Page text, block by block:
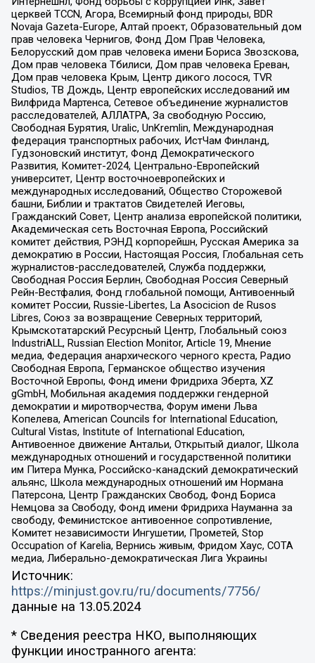
церквей TCCN, Агора, Всемирный фонд природы, BDR
Novaja Gazeta-Europe, Алтай проект, Образовательный дом
прав человека Чернигов, Фонд Дом Прав Человека,
Белорусский дом прав человека имени Бориса Звозскова,
Дом прав человека Тбилиси, Дом прав человека Ереван,
Дом прав человека Крым, Центр дикого лосося, TVR
Studios, ТВ Дождь, Центр европейских исследований им
Вилфрида Мартенса, Сетевое объединение журналистов
расследователей, АЛЛАТРА, За свободную Россию,
Свободная Бурятия, Uralic, UnKremlin, Международная
федерация транспортных рабочих, ИстЧам Финланд,
Гудзоновский институт, Фонд Демократического
Развития, Комитет-2024, Центрально-Европейский
университет, Центр восточноевропейских и
международных исследований, Общество Сторожевой
башни, Библии и трактатов Свидетелей Иеговы,
Гражданский Совет, Центр анализа европейской политики,
Академическая сеть Восточная Европа, Российский
комитет действия, РЭНД корпорейшн, Русская Америка за
демократию в России, Настоящая Россия, Глобальная сеть
журналистов-расследователей, Служба поддержки,
Свободная Россия Берлин, Свободная Россия Северный
Рейн-Вестфалия, Фонд глобальной помощи, Антивоенный
комитет России, Russie-Libertes, La Asocicion de Rusos
Libres, Союз за возвращение Северных территорий,
Крымскотатарский Ресурсный Центр, Глобальный союз
IndustriALL, Russian Election Monitor, Article 19, Мнение
медиа, Федерация анархического черного креста, Радио
Свободная Европа, Германское общество изучения
Восточной Европы, Фонд имени Фридриха Эберта, XZ
gGmbH, Мобильная академия поддержки гендерной
демократии и миротворчества, Форум имени Льва
Копелева, American Councils for International Education,
Cultural Vistas, Institute of International Education,
Антивоенное движение Антальи, Открытый диалог, Школа
международных отношений и государственной политики
им Питера Мунка, Российско-канадский демократический
альянс, Школа международных отношений им Нормана
Патерсона, Центр Гражданских Свобод, Фонд Бориса
Немцова за Свободу, Фонд имени Фридриха Науманна за
свободу, Феминистское антивоенное сопротивление,
Комитет независимости Ингушетии, Прометей, Stop
Occupation of Karelia, Вернись живым, Фридом Хаус, СОТА
медиа, Либерально-демократическая Лига Украины
Источник:
https://minjust.gov.ru/ru/documents/7756/
данные на 13.05.2024
* Сведения реестра НКО, выполняющих
функции иностранного агента: